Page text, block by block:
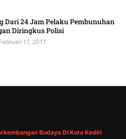
Dari 24 Jam Pelaku Pembunuhan
Diringkus Polisi
17, 2017
Budaya Di Kota Kediri